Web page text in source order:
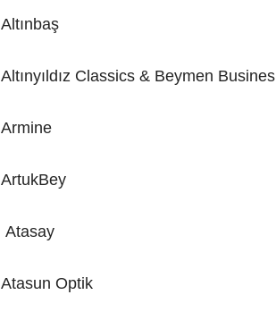
Altınbaş
Altınyıldız Classics & Beymen Busines
Armine
ArtukBey
Atasay
Atasun Optik